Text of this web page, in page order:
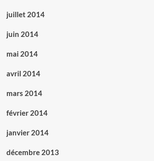
juillet 2014
juin 2014
mai 2014
avril 2014
mars 2014
février 2014
janvier 2014
décembre 2013